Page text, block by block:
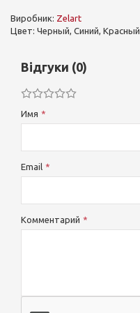
Виробник: Zelart
Цвет: Черный, Синий, Красный
Відгуки (0)
Имя
Email
Комментарий